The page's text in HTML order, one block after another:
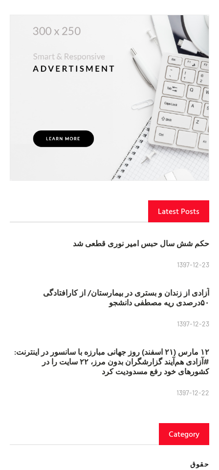
Latest Posts
حکم شش سال حبس امیر نوری قطعی شد
1397-12-23
آزادی از زندان و بستری در بیمارستان/ از کارافتادگی
۵۰درصدی ریه مصطفی دانشجو
1397-12-23
۱۲ مارس (۲۱ اسفند) روز جهانی مبارزه با سانسور در اینترنت:
#آزادی هم‌آیند گزارشگران‌ بدون مرز، ۲۲ سایت را در
کشورهای خود رفع مسدودیت کرد
1397-12-22
Category
حقوق